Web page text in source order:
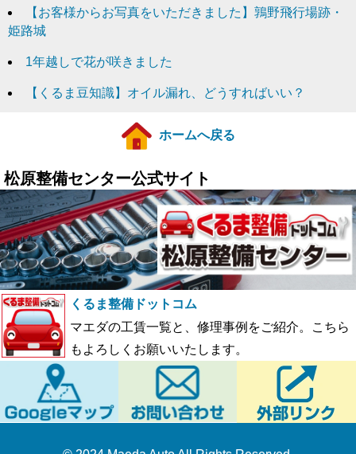
【お客様からお写真をいただきました】鶉野飛行場跡・
姫路城
1年越しで花が咲きました
【くるま豆知識】オイル漏れ、どうすればいい？
ホームへ戻る
松原整備センター公式サイト
くるま整備ドットコム
マエダの工賃一覧と、修理事例をご紹介。こちら
もよろしくお願いいたします。